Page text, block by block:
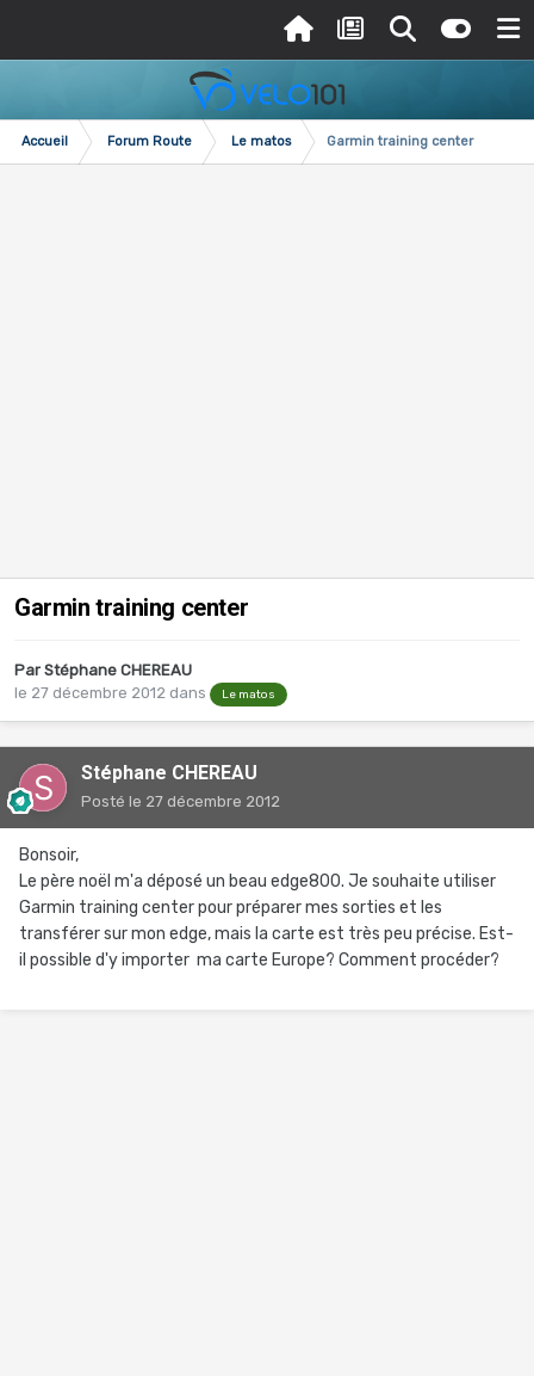
Accueil Forum Route Le matos Garmin training center
Garmin training center
Par Stéphane CHEREAU
le 27 décembre 2012 dans Le matos
Stéphane CHEREAU
Posté le 27 décembre 2012
Bonsoir,
Le père noël m'a déposé un beau edge800. Je souhaite utiliser
Garmin training center pour préparer mes sorties et les
transférer sur mon edge, mais la carte est très peu précise. Est-
il possible d'y importer ma carte Europe? Comment procéder?